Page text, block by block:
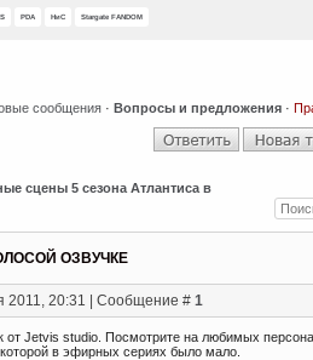
PDA НиС Stargate FANDOM
сообщения · Вопросы и предложения ·
сцены 5 сезона Атлантиса в
ОЗВУЧКЕ
2011, 20:31 | Сообщение # 1
от Jetvis studio. Посмотрите на любимых
в эфирных сериях было мало.